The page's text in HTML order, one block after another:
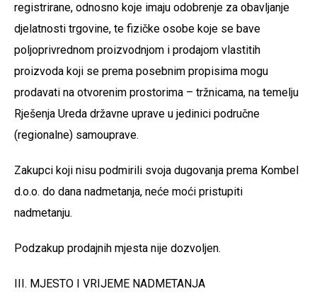
registrirane, odnosno koje imaju odobrenje za obavljanje
djelatnosti trgovine, te fizičke osobe koje se bave
poljoprivrednom proizvodnjom i prodajom vlastitih
proizvoda koji se prema posebnim propisima mogu
prodavati na otvorenim prostorima – tržnicama, na temelju
Rješenja Ureda državne uprave u jedinici područne
(regionalne) samouprave.
Zakupci koji nisu podmirili svoja dugovanja prema Kombel
d.o.o. do dana nadmetanja, neće moći pristupiti
nadmetanju.
Podzakup prodajnih mjesta nije dozvoljen.
III. MJESTO I VRIJEME NADMETANJA